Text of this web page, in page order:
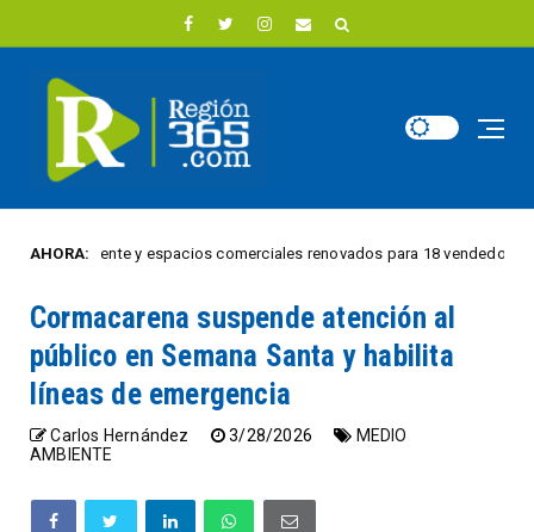
AHORA:
puente y espacios comerciales renovados para 18 vendedores
Cormacarena suspende atención al
público en Semana Santa y habilita
líneas de emergencia
Carlos Hernández 3/28/2026
MEDIO
AMBIENTE